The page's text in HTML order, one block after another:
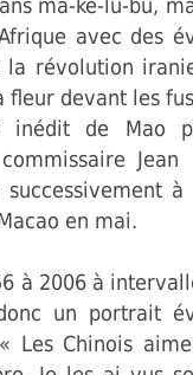
ma-ke-lu-bu,
avec des
la révolution
fleur devant les
de Mao
Jean
à
en mai.
à 2006 à
un portrait
Les Chinois